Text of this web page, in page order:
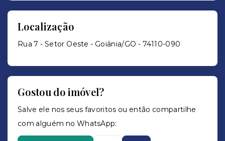
Localização
Rua 7 - Setor Oeste - Goiânia/GO - 74110-090
Gostou do imóvel?
Salve ele nos seus favoritos ou então compartilhe
com alguém no WhatsApp: